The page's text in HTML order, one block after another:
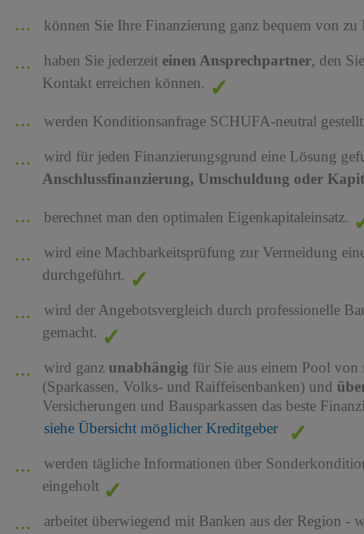
können Sie Ihre Finanzierung ganz bequem von zu
haben Sie jederzeit einen Ansprechpartner, den
Kontakt erreichen können.
werden Konditionsanfrage SCHUFA-neutral
wird für jeden Finanzierungsgrund eine Lösung
Anschlussfinanzierung, Umschuldung oder
berechnet man den optimalen Eigenkapitaleinsatz.
wird eine Machbarkeitsprüfung zur Vermeidung
durchgeführt.
wird der Angebotsvergleich durch professionelle
gemacht.
wird ganz unabhängig für Sie aus einem Pool von
(Sparkassen, Volks- und Raiffeisenbanken) und
Versicherungen und Bausparkassen das beste
siehe Übersicht möglicher Kreditgeber
werden tägliche Informationen über
eingeholt
arbeitet überwiegend mit Banken aus der Region -